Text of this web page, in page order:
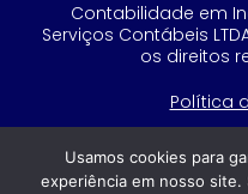
Contabilidade em
Serviços Contábeis
os direitos
Política
Feito com
Usamos cookies para
experiência em nosso